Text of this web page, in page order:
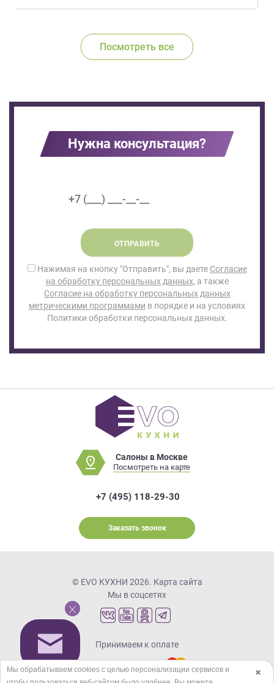
Посмотреть все
Нужна консультация?
ОТПРАВИТЬ
Нажимая на кнопку "Отправить", вы даете Согласие
на обработку персональных данных, а также
Согласие на обработку персональных данных
метрическими программами в порядке и на условиях
Политики обработки персональных данных.
Салоны в Москве
Посмотреть на карте
+7 (495) 118-29-30
Заказать звонок
© EVO КУХНИ 2026. Карта сайта
Мы в соцсетях
Принимаем к оплате
✖
Мы обрабатываем cookies с целью персонализации сервисов и